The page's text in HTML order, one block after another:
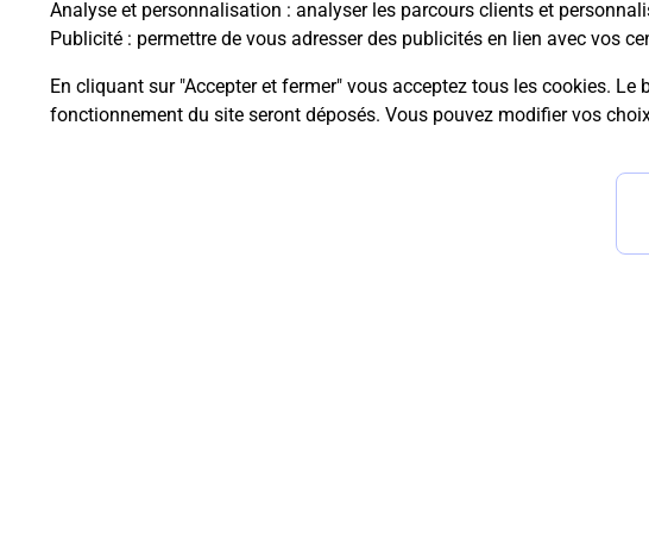
Analyse et personnalisation : analyser les parcours clients et
Publicité : permettre de vous adresser des publicités en lien avec vos
En cliquant sur "Accepter et fermer" vous acceptez tous les cookies.
fonctionnement du site seront déposés. Vous pouvez modifier vos
Questions
La téléassistance classique avec